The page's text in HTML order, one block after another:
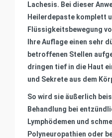
Lachesis. Bei dieser
Heilerdepaste komplett
Flüssigkeitsbewegung
Ihre Auflage einen sehr
betroffenen Stellen
dringen tief in die Haut
und Sekrete aus dem
So wird sie äußerlich
Behandlung bei
Lymphödemen und
Polyneuropathien oder